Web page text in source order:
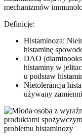
mechanizmów
Definicje:
Histaminoza:
histaminę
DAO
histaminy w
u podstaw
Nietolerancja
używany